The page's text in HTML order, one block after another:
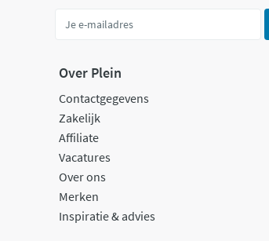
Over Plein
Contactgegevens
Zakelijk
Affiliate
Vacatures
Over ons
Merken
Inspiratie & advies